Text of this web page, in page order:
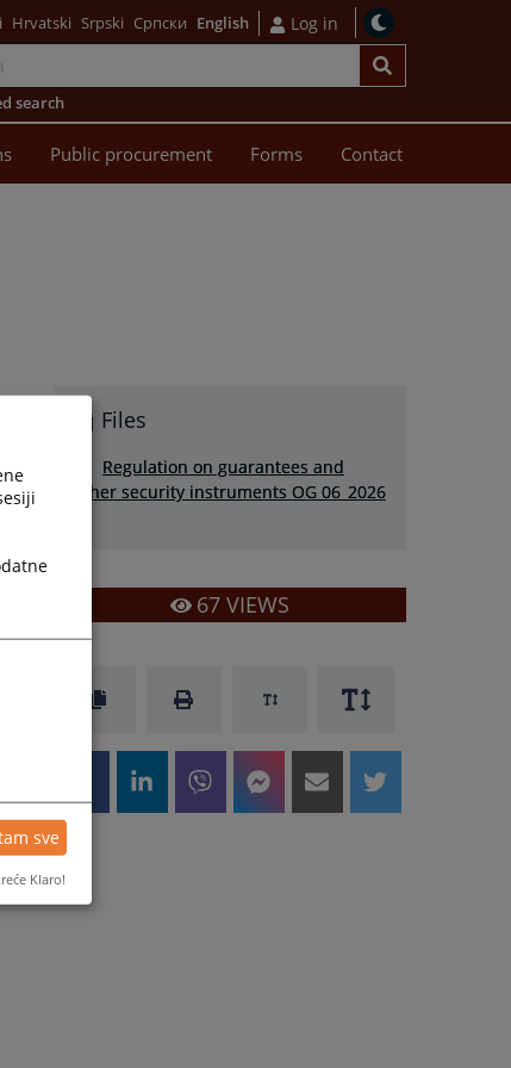
Hrvatski Srpski Српски English Log in
search
Public procurement Forms Contact
Files
Regulation on guarantees and
other security instruments OG 06_2026
67 VIEWS
sve
Klaro!